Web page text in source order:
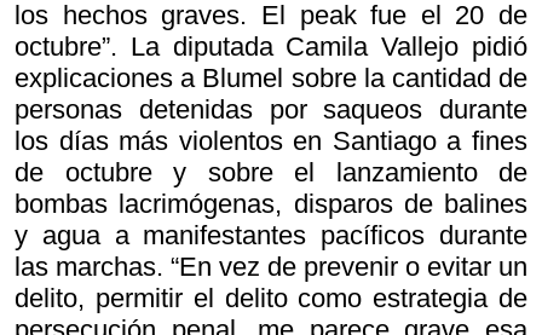
los hechos graves. El peak fue el 20 de
octubre”. La diputada Camila Vallejo pidió
explicaciones a Blumel sobre la cantidad de
personas detenidas por saqueos durante
los días más violentos en Santiago a fines
de octubre y sobre el lanzamiento de
bombas lacrimógenas, disparos de balines
y agua a manifestantes pacíficos durante
las marchas. “En vez de prevenir o evitar un
delito, permitir el delito como estrategia de